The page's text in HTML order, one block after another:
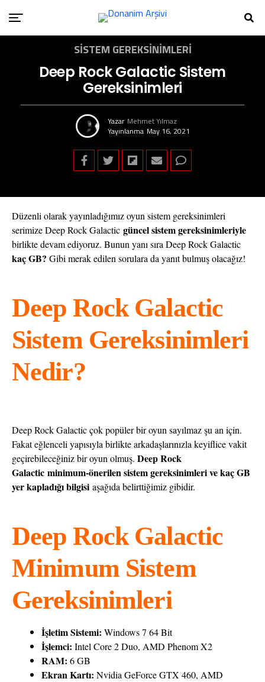
SISTEM GEREKSINIMLERI
Deep Rock Galactic Sistem
Gereksinimleri
Yazar Mehmet Yılmaz
Yayınlanma May 16, 2021
Düzenli olarak yayınladığımız oyun sistem gereksinimleri
serimize Deep Rock Galactic güncel sistem gereksinimleriyle
birlikte devam ediyoruz. Bunun yanı sıra Deep Rock Galactic
kaç GB? Gibi merak edilen sorulara da yanıt bulmuş olacağız!
Deep Rock Galactic
Sistem Gereksinimleri
Nedir?
Deep Rock Galactic çok popüler bir oyun sayılmaz şu an için.
Fakat eğlenceli yapısıyla birlikte arkadaşlarınızla keyiflice vakit
geçirebileceğiniz bir oyun olmuş. Deep Rock
Galactic minimum-önerilen sistem gereksinimleri ve kaç GB
yer kapladığı bilgisi aşağıda belirttiğimiz gibidir.
Deep Rock Galactic
Minimum Sistem
Gereksinimleri
İşletim Sistemi: Windows 7 64 Bit
İşlemci: Intel Core 2 Duo, AMD Phenom X2
RAM: 6 GB
Ekran Kartı: Nvidia GeForce GTX 460, AMD